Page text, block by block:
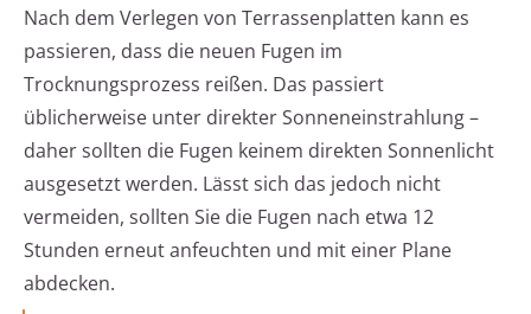
Nach dem Verlegen von Terrassenplatten kann es
passieren, dass die neuen Fugen im
Trocknungsprozess reißen. Das passiert
üblicherweise unter direkter Sonneneinstrahlung –
daher sollten die Fugen keinem direkten Sonnenlicht
ausgesetzt werden. Lässt sich das jedoch nicht
vermeiden, sollten Sie die Fugen nach etwa 12
Stunden erneut anfeuchten und mit einer Plane
abdecken.